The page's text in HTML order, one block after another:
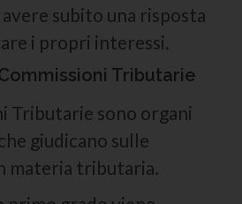
avere subito una risposta
i propri interessi.
Tributarie
Tributarie sono organi
giudicano sulle
materia tributaria.